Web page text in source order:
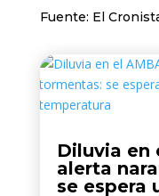
Fuente: El
Diluvia en
alerta
se espera